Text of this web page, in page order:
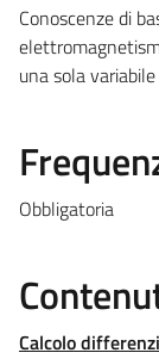
Conoscenze di
una sola variabile
Obbligatoria
Calcolo